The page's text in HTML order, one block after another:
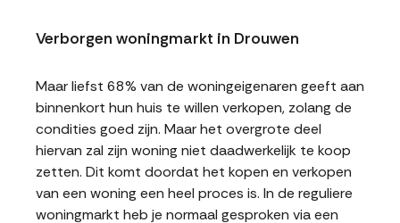
Verborgen woningmarkt in Drouwen
Maar liefst 68% van de woningeigenaren geeft aan
binnenkort hun huis te willen verkopen, zolang de
condities goed zijn. Maar het overgrote deel
hiervan zal zijn woning niet daadwerkelijk te koop
zetten. Dit komt doordat het kopen en verkopen
van een woning een heel proces is. In de reguliere
woningmarkt heb je normaal gesproken via een